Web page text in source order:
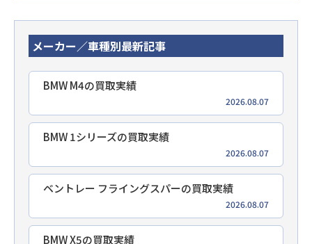
メーカー／車種別最新記事
BMW M4の買取実績
2026.08.07
BMW 1シリーズの買取実績
2026.08.07
ベントレー フライングスパーの買取実績
2026.08.07
BMW X5の買取実績